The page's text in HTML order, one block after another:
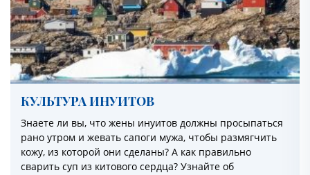
КУЛЬТУРА ИНУИТОВ
Знаете ли вы, что жены инуитов должны просыпаться
рано утром и жевать сапоги мужа, чтобы размягчить
кожу, из которой они сделаны? А как правильно
сварить суп из китового сердца? Узнайте об